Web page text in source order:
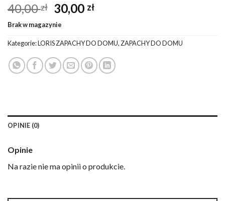
40,00zł Pierwotna
cena
wynosiła:
40,00 zł.
30,00 złAktualna
wynosi:
30,00 zł.
Brak w magazynie
Kategorie:LORIS ZAPACHY DO DOMU, ZAPACHY DO DOMU
OPINIE (0)
Opinie
Na razie nie ma opinii o produkcie.